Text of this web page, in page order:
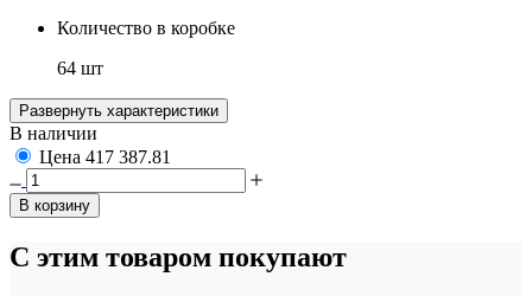
Количество в коробке
64 шт
Развернуть характеристики
В наличии
Цена 417 387.81
В корзину
С этим товаром покупают